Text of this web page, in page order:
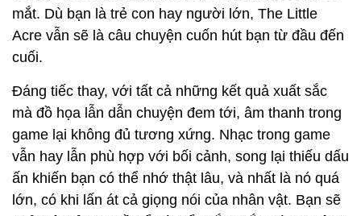
mắt. Dù bạn là trẻ con hay người lớn, The Little
Acre vẫn sẽ là câu chuyện cuốn hút bạn từ đầu đến
cuối.
Đáng tiếc thay, với tất cả những kết quả xuất sắc
mà đồ họa lẫn dẫn chuyện đem tới, âm thanh trong
game lại không đủ tương xứng. Nhạc trong game
vẫn hay lẫn phù hợp với bối cảnh, song lại thiếu dấu
ấn khiến bạn có thể nhớ thật lâu, và nhất là nó quá
lớn, có khi lấn át cả giọng nói của nhân vật. Bạn sẽ